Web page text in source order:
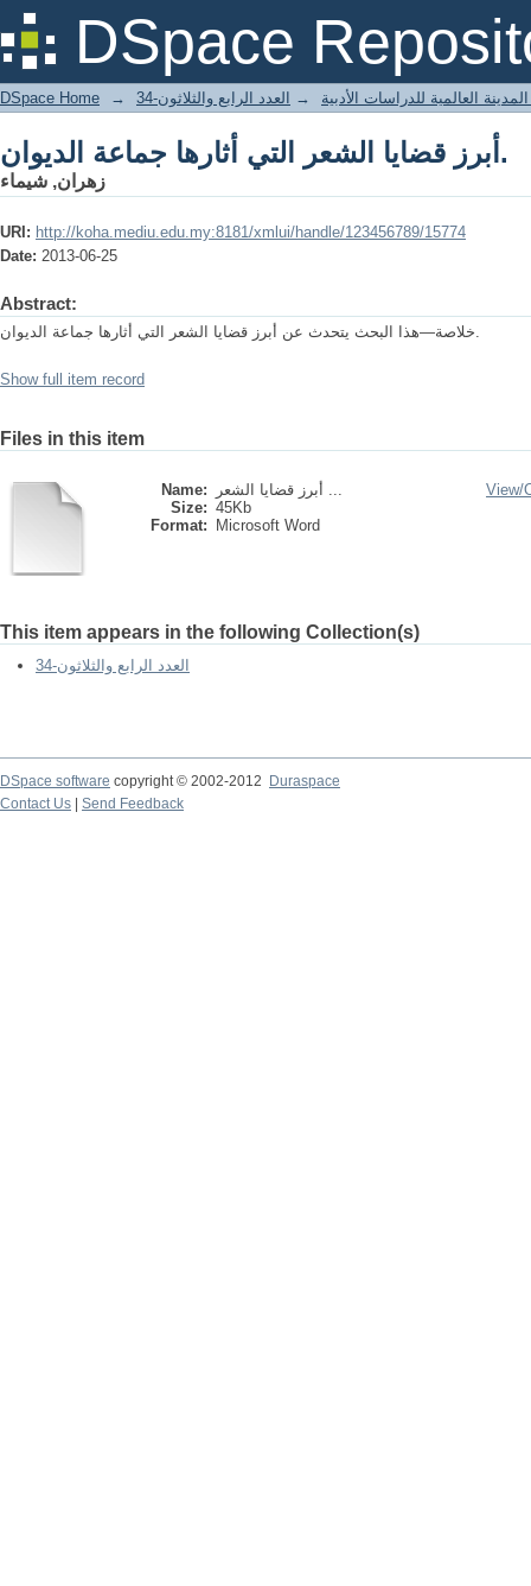
DSpace
DSpace Home → العالمية للدراسات الأدبية → العدد الرابع والثلاثون-34
أبرز قضايا الشعر التي أثارها جماعة الديوان.
زهران, شيماء
URI: http://koha.mediu.edu.my:8181/xmlui/handle/123456789/15774
Date: 2013-06-25
Abstract:
خلاصة—هذا البحث يتحدث عن أبرز قضايا الشعر التي أثارها جماعة الديوان.
Show full item record
Files in this item
Name:
أبرز قضايا الشعر ...
Size: 45Kb
Format:
Microsoft Word
View/
This item appears in the following Collection(s)
العدد الرابع والثلاثون-34
DSpace software copyright © 2002-2012
Duraspace
Contact Us
Send Feedback